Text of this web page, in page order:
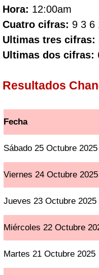
Hora: 12:00am
Cuatro cifras: 9 3 6
Ultimas tres cifras:
Ultimas dos cifras:
Resultados
Fecha
Sábado 25 Octubre 2025
Viernes 24 Octubre 2025
Jueves 23 Octubre 2025
Miércoles 22 Octubre
Martes 21 Octubre 2025